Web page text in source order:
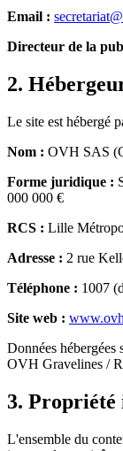
Email :
Directeur de la
2.
Le site est hébergé
Nom : OVH SAS
Forme juridique :
000 000 €
RCS : Lille
Adresse : 2 rue
Téléphone : 1007
Site web :
Données hébergées
OVH Gravelines /
3. Propriété
L'ensemble du